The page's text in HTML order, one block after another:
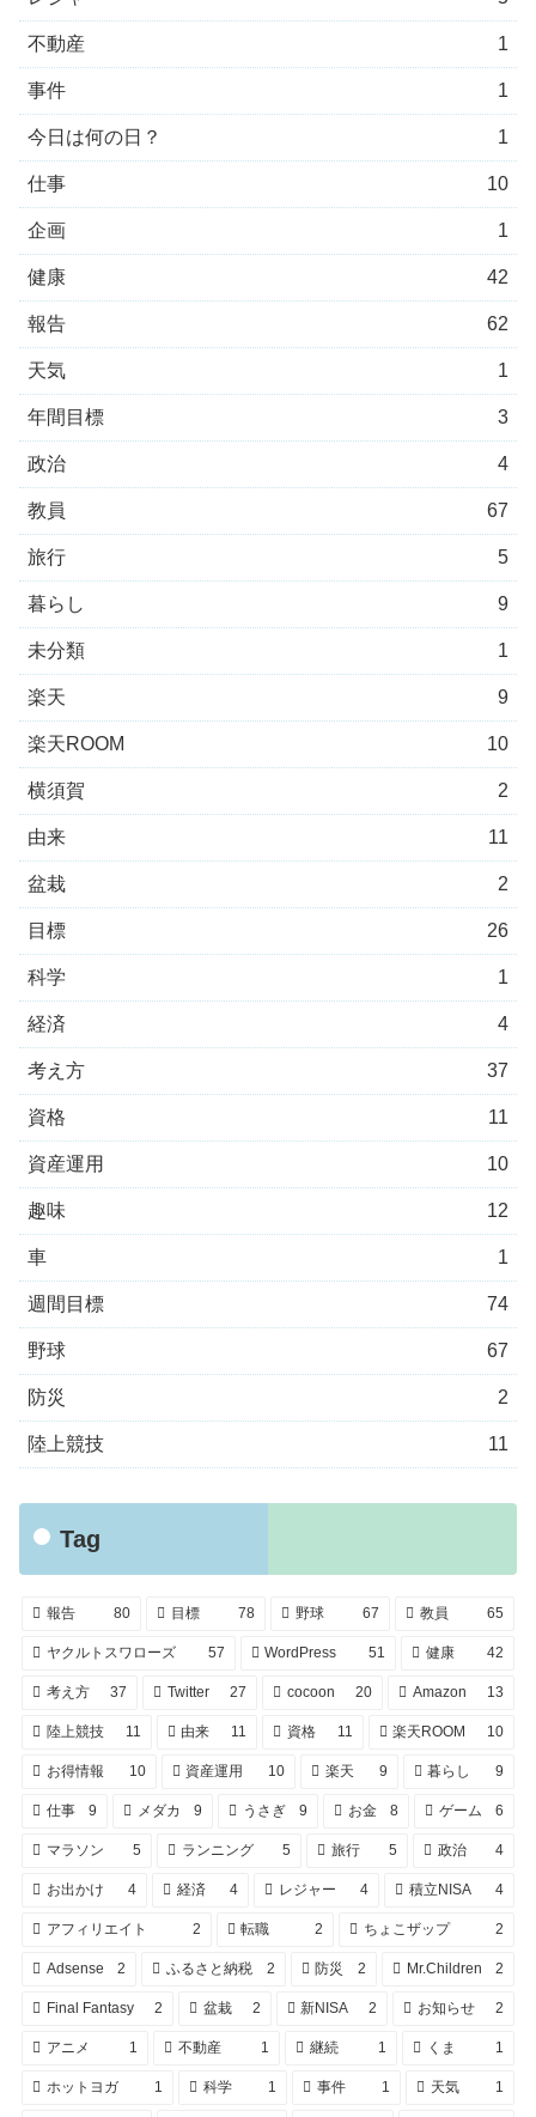
不動産 1
事件 1
今日は何の日？ 1
仕事 10
企画 1
健康 42
報告 62
天気 1
年間目標 3
政治 4
教員 67
旅行 5
暮らし 9
未分類 1
楽天 9
楽天ROOM 10
横須賀 2
由来 11
盆栽 2
目標 26
科学 1
経済 4
考え方 37
資格 11
資産運用 10
趣味 12
車 1
週間目標 74
野球 67
防災 2
陸上競技 11
Tag
報告 80 目標 78 野球 67 教員 65
ヤクルトスワローズ 57 WordPress 51 健康 42
考え方 37 Twitter 27 cocoon 20 Amazon 13
陸上競技 11 由来 11 資格 11 楽天ROOM 10
お得情報 10 資産運用 10 楽天 9 暮らし 9
仕事 9 メダカ 9 うさぎ 9 お金 8 ゲーム 6
マラソン 5 ランニング 5 旅行 5 政治 4
お出かけ 4 経済 4 レジャー 4 積立NISA 4
アフィリエイト 2 転職 2 ちょこザップ 2
Adsense 2 ふるさと納税 2 防災 2 Mr.Children 2
Final Fantasy 2 盆栽 2 新NISA 2 お知らせ 2
アニメ 1 不動産 1 継続 1 くま 1
ホットヨガ 1 科学 1 事件 1 天気 1